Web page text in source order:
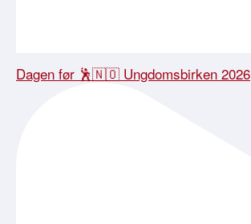
Dagen før 🕺🇳🇴 Ungdomsbirken 2026